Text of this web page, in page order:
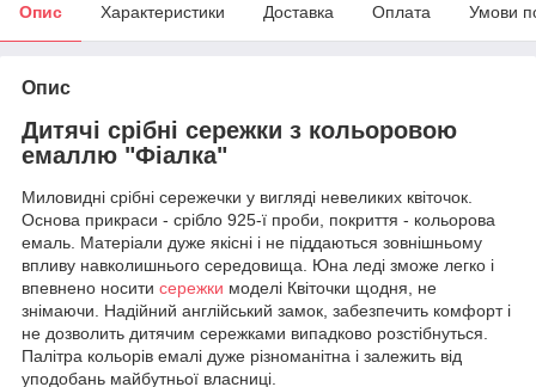
Опис Характеристики Доставка Оплата Умови
Опис
Дитячі срібні сережки з кольоровою
емаллю "Фіалка"
Миловидні срібні сережечки у вигляді невеликих квіточок.
Основа прикраси - срібло 925-ї проби, покриття - кольорова
емаль. Матеріали дуже якісні і не піддаються зовнішньому
впливу навколишнього середовища. Юна леді зможе легко і
впевнено носити сережки моделі Квіточки щодня, не
знімаючи. Надійний англійський замок, забезпечить комфорт і
не дозволить дитячим сережками випадково розстібнуться.
Палітра кольорів емалі дуже різноманітна і залежить від
уподобань майбутньої власниці.